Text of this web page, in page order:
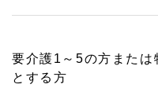
要介護1～5の方または
とする方